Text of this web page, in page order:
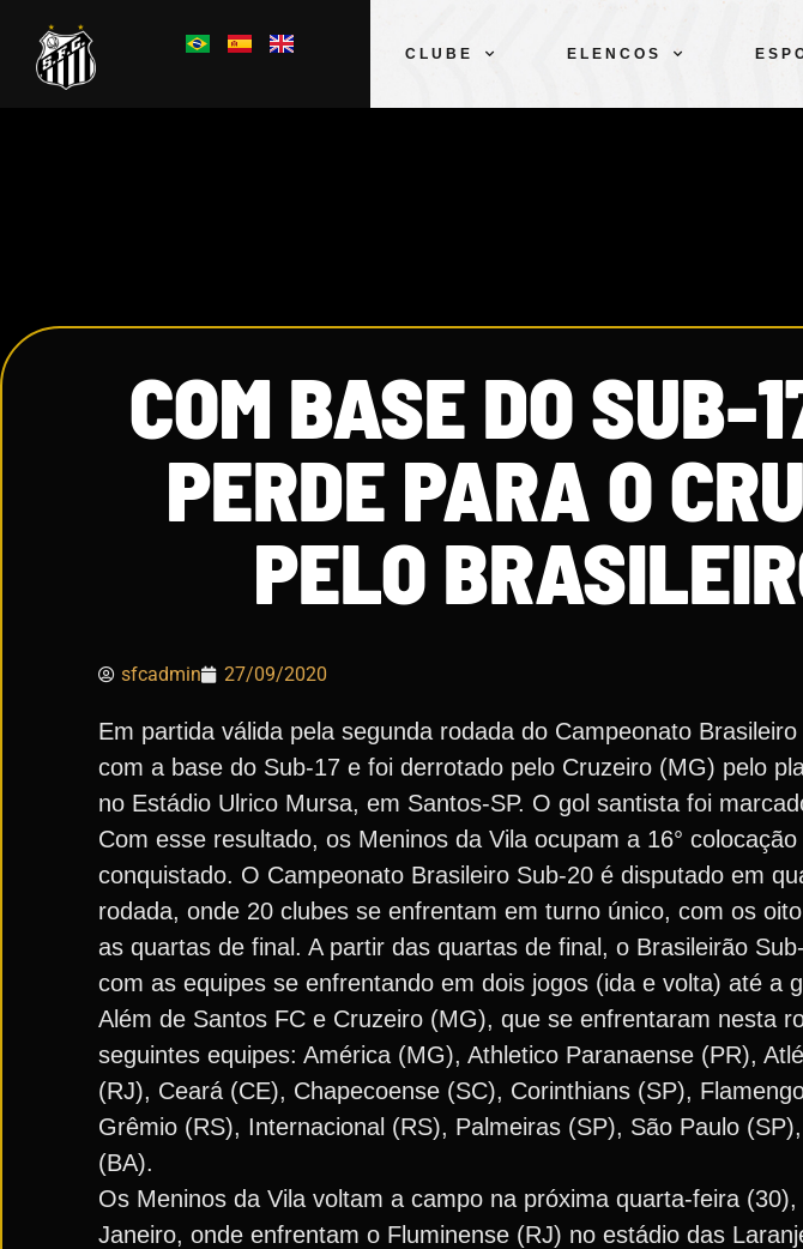
CLUBE ELENCOS
COM BASE DO SUB-
PERDE PARA O
PELO
sfcadmin 27/09/2020
Em partida válida pela segunda rodada do Campeonato
com a base do Sub-17 e foi derrotado pelo Cruzeiro (MG) pelo
no Estádio Ulrico Mursa, em Santos-SP. O gol santista foi
Com esse resultado, os Meninos da Vila ocupam a 16°
conquistado. O Campeonato Brasileiro Sub-20 é disputado em
rodada, onde 20 clubes se enfrentam em turno único, com os
as quartas de final. A partir das quartas de final, o Brasileirão
com as equipes se enfrentando em dois jogos (ida e volta) até a
Além de Santos FC e Cruzeiro (MG), que se enfrentaram nesta
seguintes equipes: América (MG), Athletico Paranaense (PR),
(RJ), Ceará (CE), Chapecoense (SC), Corinthians (SP),
Grêmio (RS), Internacional (RS), Palmeiras (SP), São Paulo
(BA).
Os Meninos da Vila voltam a campo na próxima quarta-feira
Janeiro, onde enfrentam o Fluminense (RJ) no estádio das